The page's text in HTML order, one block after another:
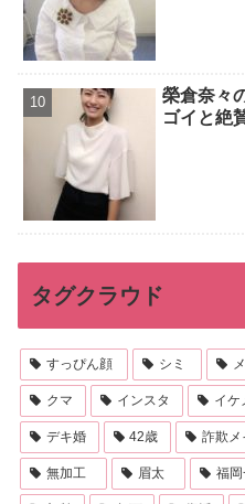
榮倉奈々
ゴイと絶
タグクラウド
すっぴん顔 シミ
クマ インスタ イケ
デキ婚 42歳 詐欺メ
無加工 眉太 福